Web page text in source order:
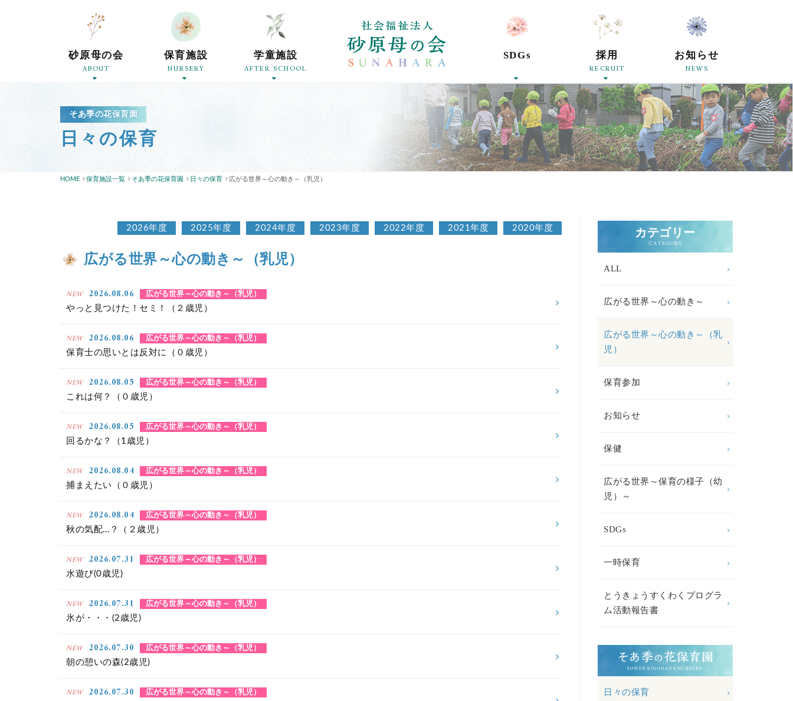
社会福祉法人砂原母の会
砂原母の会
ABOUT
保育施設
NURSERY
学童施設
AFTER SCHOOL
SDGs 採用
RECRUIT
お知らせ
NEWS
そあ季の花保育園
日々の保育
HOME 保育施設一覧 そあ季の花保育園 日々の保育 広がる世界～心の動き～（乳児）
カテゴリー
CATEGORY
ALL
広がる世界～心の動き～
広がる世界～心の動き～（乳
児）
保育参加
お知らせ
保健
広がる世界～保育の様子（幼
児）～
SDGs
一時保育
とうきょうすくわくプログラ
ム活動報告書
日々の保育
2026年度 2025年度 2024年度 2023年度 2022年度 2021年度 2020年度
広がる世界～心の動き～（乳児）
NEW 2026.08.06 広がる世界～心の動き～（乳児）
やっと見つけた！セミ！（２歳児）
NEW 2026.08.06 広がる世界～心の動き～（乳児）
保育士の思いとは反対に（０歳児）
NEW 2026.08.05 広がる世界～心の動き～（乳児）
これは何？（０歳児）
NEW 2026.08.05 広がる世界～心の動き～（乳児）
回るかな？（1歳児）
NEW 2026.08.04 広がる世界～心の動き～（乳児）
捕まえたい（０歳児）
NEW 2026.08.04 広がる世界～心の動き～（乳児）
秋の気配…？（２歳児）
NEW 2026.07.31 広がる世界～心の動き～（乳児）
水遊び(0歳児)
NEW 2026.07.31 広がる世界～心の動き～（乳児）
氷が・・・(2歳児)
NEW 2026.07.30 広がる世界～心の動き～（乳児）
朝の憩いの森(2歳児)
NEW 2026.07.30 広がる世界～心の動き～（乳児）